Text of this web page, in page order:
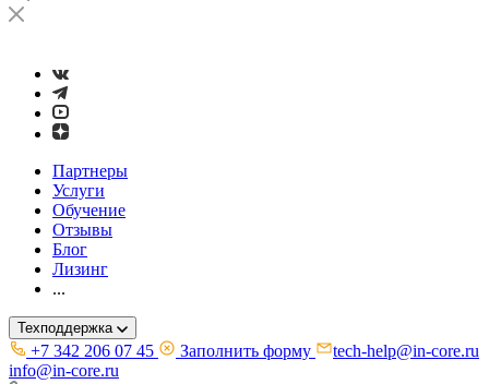
Партнеры
Услуги
Обучение
Отзывы
Блог
Лизинг
...
Техподдержка
+7 342 206 07 45 Заполнить форму
tech-help@in-core.ru
info@in-core.ru